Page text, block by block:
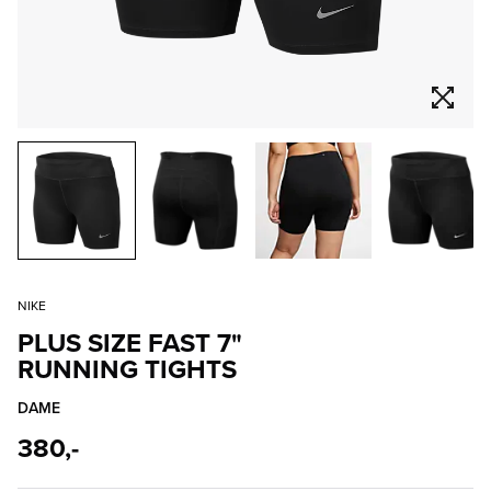
NIKE
PLUS SIZE FAST 7"
RUNNING TIGHTS
DAME
380,-